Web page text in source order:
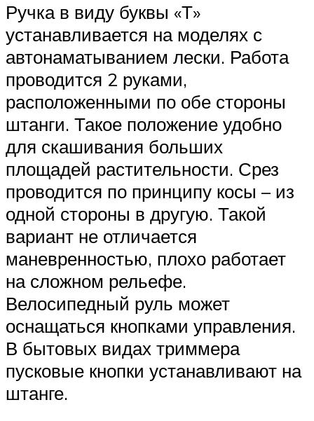
Ручка в виду буквы «Т»
устанавливается на моделях с
автонаматыванием лески. Работа
проводится 2 руками,
расположенными по обе стороны
штанги. Такое положение удобно
для скашивания больших
площадей растительности. Срез
проводится по принципу косы – из
одной стороны в другую. Такой
вариант не отличается
маневренностью, плохо работает
на сложном рельефе.
Велосипедный руль может
оснащаться кнопками управления.
В бытовых видах триммера
пусковые кнопки устанавливают на
штанге.